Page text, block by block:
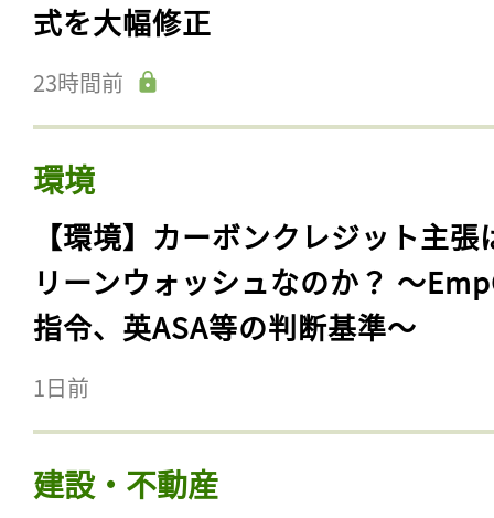
式を大幅修正
23時間前
環境
【環境】カーボンクレジット主張
リーンウォッシュなのか？ 〜
指令、英ASA等の判断基準〜
1日前
建設・不動産